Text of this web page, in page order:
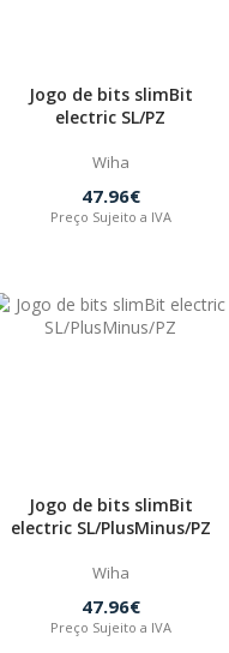
Jogo de bits slimBit
electric SL/PZ
Wiha
47.96€
Preço Sujeito a IVA
Jogo de bits slimBit
electric SL/PlusMinus/PZ
Wiha
47.96€
Preço Sujeito a IVA